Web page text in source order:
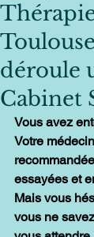
déroule
Cabinet
Vous avez
Votre
essayées et
Mais vous
vous ne